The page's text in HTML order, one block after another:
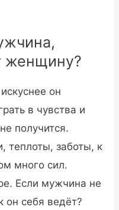
женщину?
он
в чувства и
получится.
теплоты, заботы, к
много сил.
Если мужчина не
он себя ведёт?